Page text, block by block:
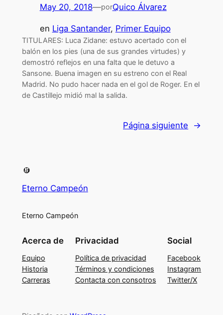
May 20, 2018—porQuico Álvarez
en Liga Santander, Primer Equipo
TITULARES: Luca Zidane: estuvo acertado con el
balón en los pies (una de sus grandes virtudes) y
demostró reflejos en una falta que le detuvo a
Sansone. Buena imagen en su estreno con el Real
Madrid. No pudo hacer nada en el gol de Roger. En el
de Castillejo midió mal la salida.
Página siguiente →
Eterno Campeón
Eterno Campeón
Acerca de
Equipo
Historia
Carreras
Privacidad
Política de privacidad
Términos y condiciones
Contacta con consotros
Social
Facebook
Instagram
Twitter/X